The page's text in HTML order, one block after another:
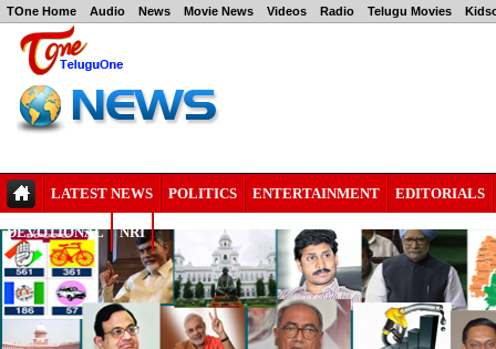
TOne Home Audio News Movie News Videos Radio Telugu Movies
LATEST NEWS POLITICS ENTERTAINMENT EDITORIALS
DEVOTIONAL NRI